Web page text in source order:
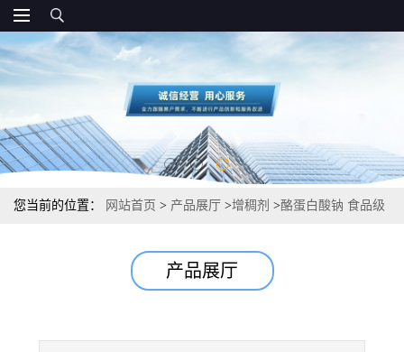
您当前的位置： 网站首页 > 产品展厅 >增稠剂 >酪蛋白酸钠 食品级
产品展厅